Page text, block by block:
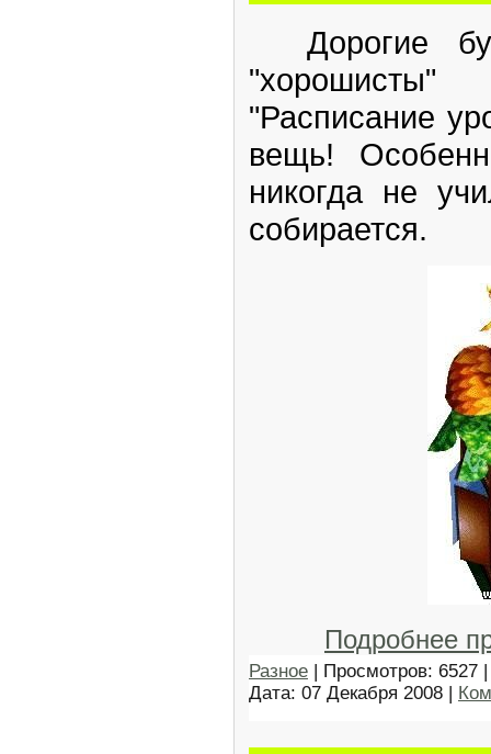
Дорогие
"Расписание
вещь!
никогда не
собирается.
Подробнее
Разное | Просмотров: 6527
Дата: 07 Декабря 2008 |